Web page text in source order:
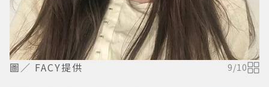
圖／ FACY提供 9/10